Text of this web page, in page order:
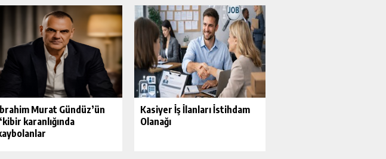
Murat Gündüz’ün
karanlığında
Kasiyer İş İlanları İstihdam
Olanağı